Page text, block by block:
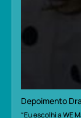
Depoimento
“Eu escolhi a WE